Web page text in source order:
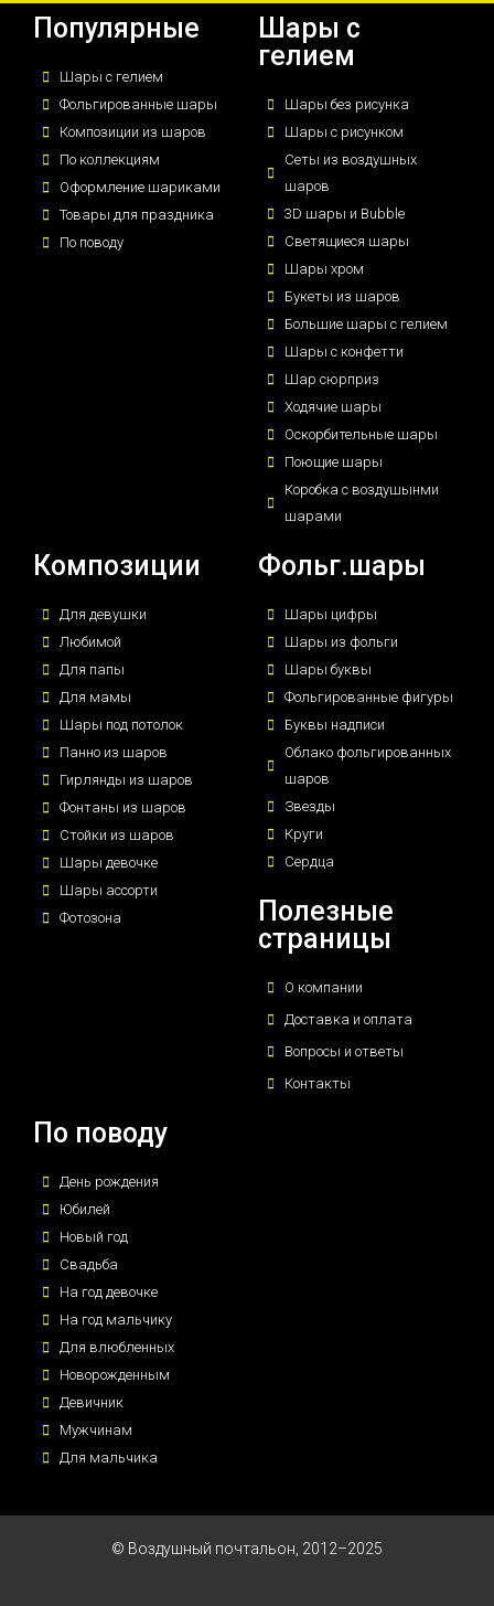
Популярные
Шары с гелием
Фольгированные шары
Композиции из шаров
По коллекциям
Оформление шариками
Товары для праздника
По поводу
Шары с
гелием
Шары без рисунка
Шары с рисунком
Сеты из воздушных
шаров
3D шары и Bubble
Светящиеся шары
Шары хром
Букеты из шаров
Большие шары с гелием
Шары с конфетти
Шар сюрприз
Ходячие шары
Оскорбительные шары
Поющие шары
Коробка с воздушынми
шарами
Композиции
Для девушки
Любимой
Для папы
Для мамы
Шары под потолок
Панно из шаров
Гирлянды из шаров
Фонтаны из шаров
Стойки из шаров
Шары девочке
Шары ассорти
Фотозона
Фольг.шары
Шары цифры
Шары из фольги
Шары буквы
Фольгированные фигуры
Буквы надписи
Облако фольгированных
шаров
Звезды
Круги
Сердца
Полезные
страницы
О компании
Доставка и оплата
Вопросы и ответы
Контакты
По поводу
День рождения
Юбилей
Новый год
Свадьба
На год девочке
На год мальчику
Для влюбленных
Новорожденным
Девичник
Мужчинам
Для мальчика
© Воздушный почтальон, 2012–2025